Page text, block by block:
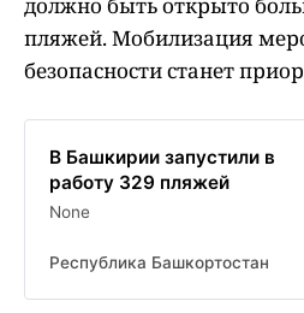
пляжей. Мобилизация
безопасности станет
В Башкирии запустили в
работу 329 пляжей
None
Республика Башкортостан